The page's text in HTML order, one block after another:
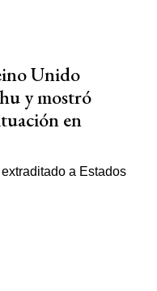
Unido
y mostró
en